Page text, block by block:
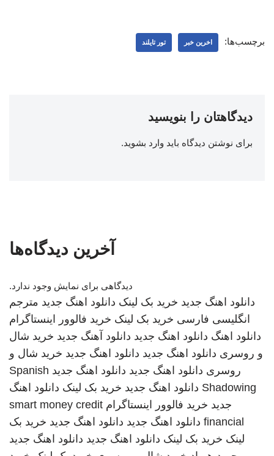
برچسب‌ها: اخرین خبر تور تایلند
دیدگاهتان را بنویسید
برای نوشتن دیدگاه باید وارد بشوید.
آخرین دیدگاه‌ها
دیدگاهی برای نمایش وجود ندارد.
دانلود اهنگ جدید خرید بک لینک دانلود اهنگ جدید مترجم
انگلیسی فارسی خرید بک لینک خرید فالوور اینستاگرام
دانلود اهنگ دانلود اهنگ جدید دانلود آهنگ جدید خرید شال
و روسری دانلود اهنگ جدید دانلود اهنگ جدید خرید شال و
روسری دانلود اهنگ جدید دانلود اهنگ جدید Spanish
Shadowing دانلود اهنگ جدید خرید بک لینک دانلود اهنگ
جدید خرید فالوور اینستاگرام smart money credit
financial دانلود اهنگ جدید دانلود اهنگ جدید خرید بک
لینک خرید بک لینک دانلود اهنگ جدید دانلود اهنگ جدید